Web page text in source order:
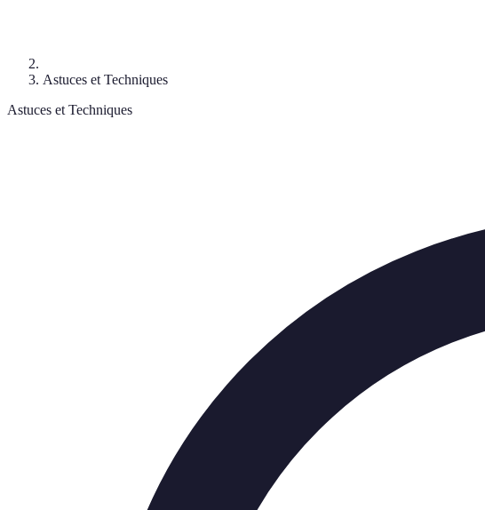
Astuces et Techniques
Astuces et Techniques